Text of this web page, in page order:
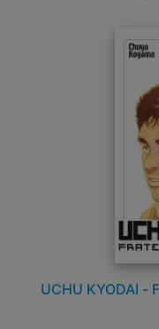
UCHU KYODAI -